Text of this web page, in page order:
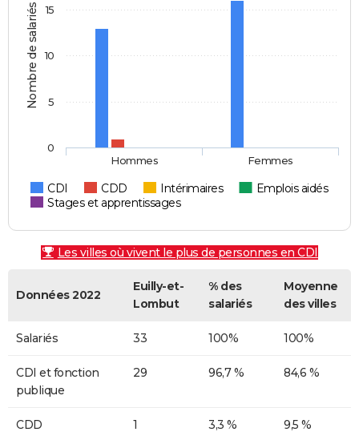
Nombre de salariés
CDI CDD Intérimaires
Emplois aidés
Stages et apprentissages
Hommes Femmes
0
5
10
15
Les villes où vivent le plus de personnes en CDI
Données 2022
Euilly-et-
Lombut
% des
salariés
Moyenne
des villes
Salariés 33 100% 100%
CDI et fonction
publique
29 96,7 % 84,6 %
CDD 1 3,3 % 9,5 %